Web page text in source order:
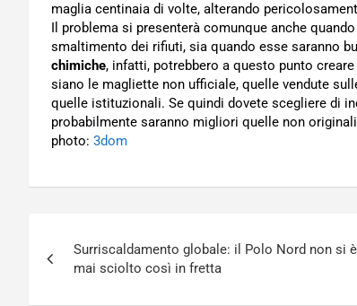
maglia centinaia di volte, alterando
Il problema si presenterà comunque anche
smaltimento dei rifiuti, sia quando esse saranno
chimiche, infatti, potrebbero a questo punto creare
siano le magliette non ufficiale, quelle vendute
quelle istituzionali. Se quindi dovete scegliere di
probabilmente saranno migliori quelle non
photo: 3dom
articoli
Surriscaldamento globale: il Polo Nord non si è
mai sciolto così in fretta